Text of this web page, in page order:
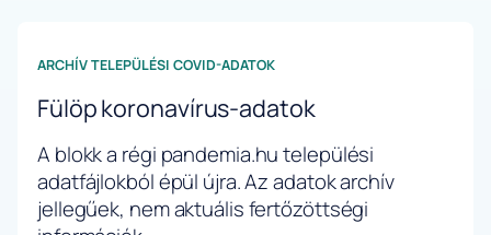
ARCHÍV TELEPÜLÉSI COVID-ADATOK
Fülöp koronavírus-adatok
A blokk a régi pandemia.hu települési
adatfájlokból épül újra. Az adatok archív
jellegűek, nem aktuális fertőzöttségi